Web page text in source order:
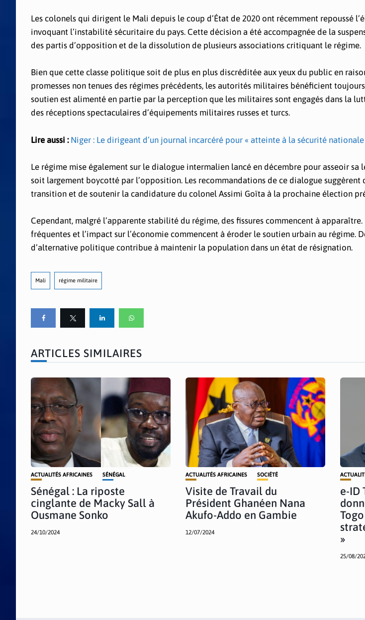
Les colonels qui dirigent le Mali depuis le coup d’État de 2020 ont récemment repoussé
invoquant l’instabilité sécuritaire du pays. Cette décision a été accompagnée de la
des partis d’opposition et de la dissolution de plusieurs associations critiquant le régime.
Bien que cette classe politique soit de plus en plus discréditée aux yeux du public en
promesses non tenues des régimes précédents, les autorités militaires bénéficient
soutien est alimenté en partie par la perception que les militaires sont engagés dans la
des réceptions spectaculaires d’équipements militaires russes et turcs.
Lire aussi : Niger : Le dirigeant d’un journal incarcéré pour « atteinte à la sécurité nationale
Le régime mise également sur le dialogue intermalien lancé en décembre pour asseoir
soit largement boycotté par l’opposition. Les recommandations de ce dialogue
transition et de soutenir la candidature du colonel Assimi Goïta à la prochaine élection
Cependant, malgré l’apparente stabilité du régime, des fissures commencent à
fréquentes et l’impact sur l’économie commencent à éroder le soutien urbain au régime.
d’alternative politique contribue à maintenir la population dans un état de résignation.
Mali régime militaire
ARTICLES SIMILAIRES
ACTUALITÉS AFRICAINES SÉNÉGAL
Sénégal : La riposte
cinglante de Macky Sall à
Ousmane Sonko
24/10/2024
ACTUALITÉS AFRICAINES SOCIÉTÉ
Visite de Travail du
Président Ghanéen Nana
Akufo-Addo en Gambie
12/07/2024
e-ID
»
25/08/